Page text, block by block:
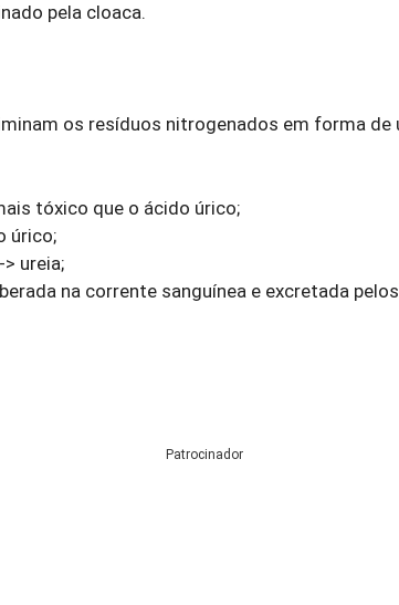
pela cloaca.
os resíduos nitrogenados em forma de
tóxico que o ácido úrico;
úrico;
ureia;
na corrente sanguínea e excretada
Patrocinador